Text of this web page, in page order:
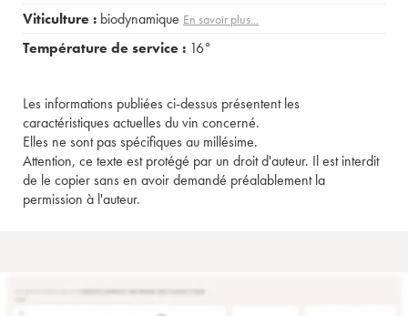
Viticulture : biodynamique En savoir plus...
Température de service : 16°
Les informations publiées ci-dessus présentent les
caractéristiques actuelles du vin concerné.
Elles ne sont pas spécifiques au millésime.
Attention, ce texte est protégé par un droit d'auteur. Il est interdit
de le copier sans en avoir demandé préalablement la
permission à l'auteur.